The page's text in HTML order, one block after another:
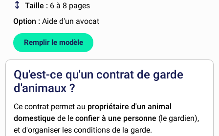
FAQ
MON COMPTE
Taille : 6 à 8 pages
Option :Aide d'un avocat
Remplir le modèle
Qu'est-ce qu'un contrat de garde
d'animaux ?
Ce contrat permet au propriétaire d'un animal
domestiquede leconfier à une personne (le gardien),
et d'organiser les conditions de la garde.